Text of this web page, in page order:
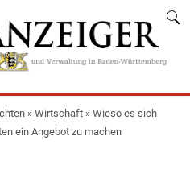
» Wirtschaft » Wieso es sich
ein Angebot zu machen